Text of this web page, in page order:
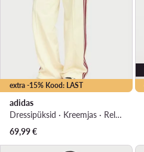
extra -15% Kood: LAST
adidas
Dressipüksid · Kreemjas · Relaxed Fit
69,99€